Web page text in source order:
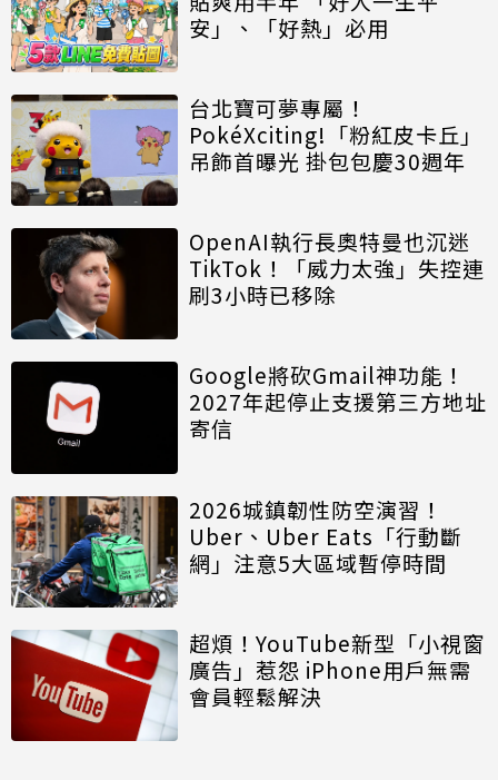
安」、「好熱」必用
台北寶可夢專屬！
PokéXciting!「粉紅皮卡丘」
吊飾首曝光 掛包包慶30週年
OpenAI執行長奧特曼也沉迷
TikTok！「威力太強」失控連
刷3小時已移除
Google將砍Gmail神功能！
2027年起停止支援第三方地址
寄信
2026城鎮韌性防空演習！
Uber、Uber Eats「行動斷
網」注意5大區域暫停時間
超煩！YouTube新型「小視窗
廣告」惹怨 iPhone用戶無需
會員輕鬆解決